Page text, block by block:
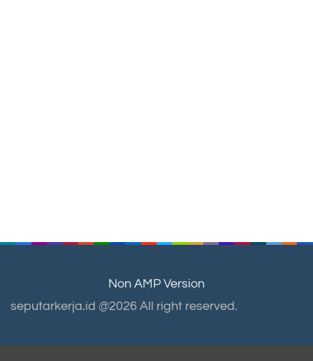
Non AMP Version
seputarkerja.id @2026 All right reserved.